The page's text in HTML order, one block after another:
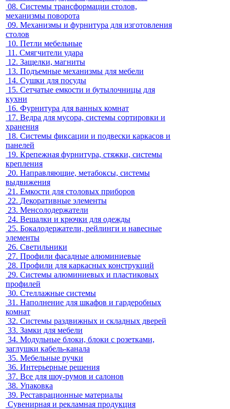
08. Системы трансформации столов,
механизмы поворота
09. Механизмы и фурнитура для изготовления
столов
10. Петли мебельные
11. Смягчители удара
12. Защелки, магниты
13. Подъемные механизмы для мебели
14. Сушки для посуды
15. Сетчатые емкости и бутылочницы для
кухни
16. Фурнитура для ванных комнат
17. Ведра для мусора, системы сортировки и
хранения
18. Системы фиксации и подвески каркасов и
панелей
19. Крепежная фурнитура, стяжки, системы
крепления
20. Направляющие, метабоксы, системы
выдвижения
21. Емкости для столовых приборов
22. Декоративные элементы
23. Менсолодержатели
24. Вешалки и крючки для одежды
25. Бокалодержатели, рейлинги и навесные
элементы
26. Светильники
27. Профили фасадные алюминиевые
28. Профили для каркасных конструкций
29. Системы алюминиевых и пластиковых
профилей
30. Стеллажные системы
31. Наполнение для шкафов и гардеробных
комнат
32. Системы раздвижных и складных дверей
33. Замки для мебели
34. Модульные блоки, блоки с розетками,
заглушки кабель-канала
35. Мебельные ручки
36. Интерьерные решения
37. Все для шоу-румов и салонов
38. Упаковка
39. Реставрационные материалы
Сувенирная и рекламная продукция